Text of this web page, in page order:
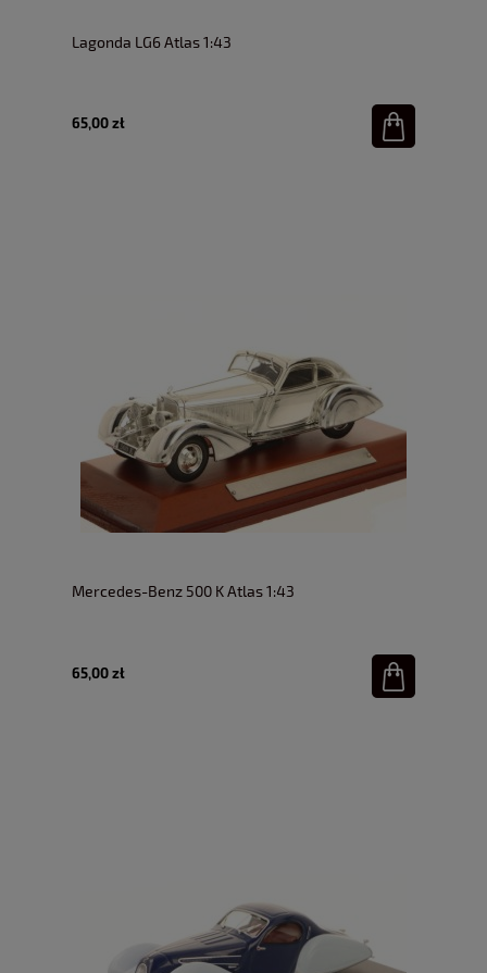
Lagonda LG6 Atlas 1:43
65,00 zł
Mercedes-Benz 500 K Atlas 1:43
65,00 zł